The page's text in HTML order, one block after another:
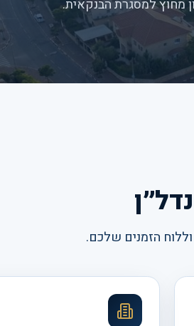
מחוץ למסגרת הבנקאית.
הזמנים שלכם.